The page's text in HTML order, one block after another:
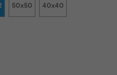
50x50 40x40